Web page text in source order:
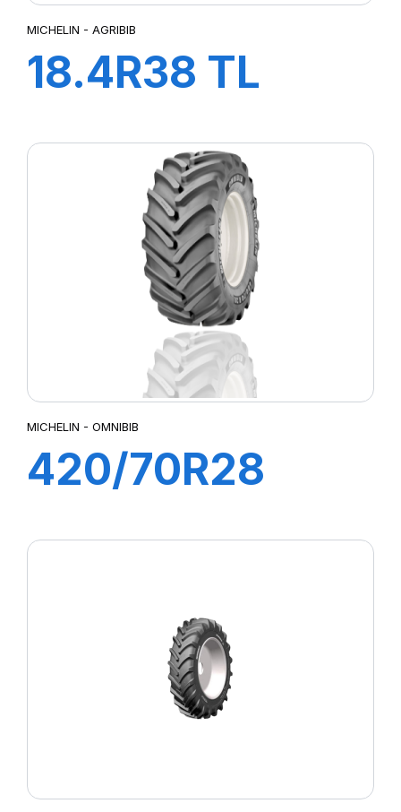
MICHELIN - AGRIBIB
18.4R38 TL
AGRIBIB
MICHELIN - OMNIBIB
420/70R28